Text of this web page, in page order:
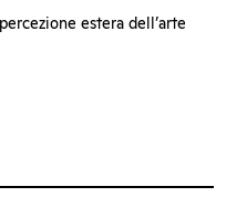
estera dell’arte